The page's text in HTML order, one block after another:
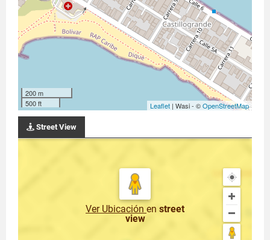
200 m
500 ft
Leaflet | Wasi - ©OpenStreetMap
Street View
Ver Ubicación en street
view